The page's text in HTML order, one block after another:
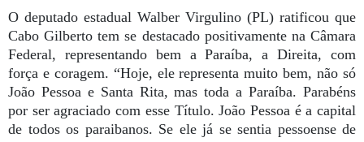
O deputado estadual Walber Virgulino (PL) ratificou que
Cabo Gilberto tem se destacado positivamente na Câmara
Federal, representando bem a Paraíba, a Direita, com
força e coragem. “Hoje, ele representa muito bem, não só
João Pessoa e Santa Rita, mas toda a Paraíba. Parabéns
por ser agraciado com esse Título. João Pessoa é a capital
de todos os paraibanos. Se ele já se sentia pessoense de